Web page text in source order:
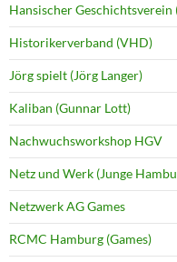
Hansischer Geschichtsverein
Historikerverband (VHD)
Jörg spielt (Jörg Langer)
Kaliban (Gunnar Lott)
Nachwuchsworkshop HGV
Netz und Werk (Junge
Netzwerk AG Games
RCMC Hamburg (Games)